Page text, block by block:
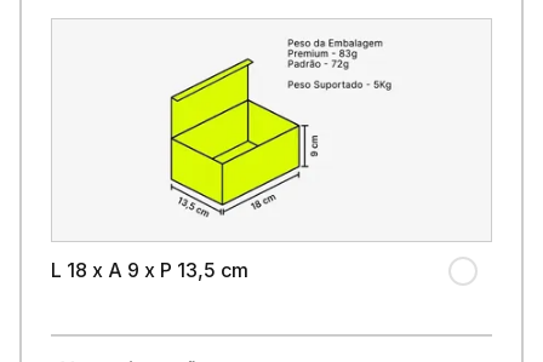
L 18 x A 9 x P 13,5 cm